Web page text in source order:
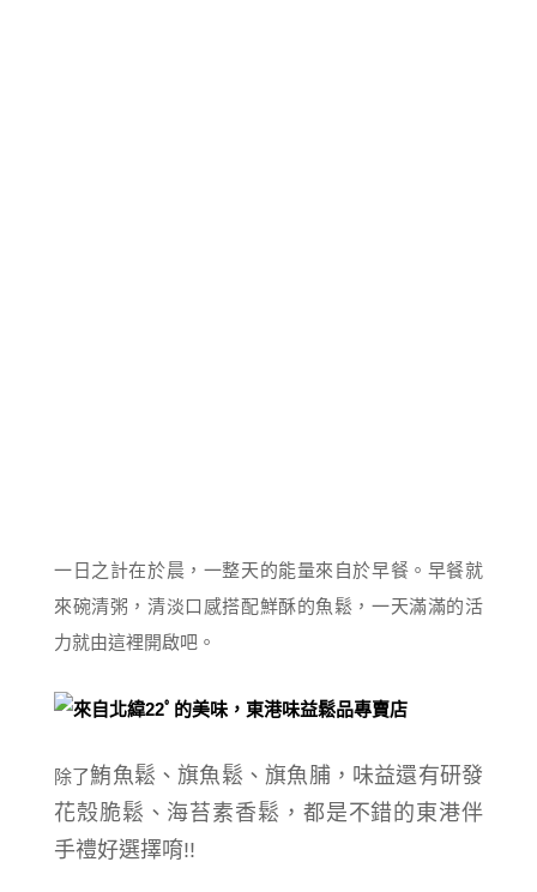
一日之計在於晨，一整天的能量來自於早餐。早餐就
來碗清粥，清淡口感搭配鮮酥的魚鬆，一天滿滿的活
力就由這裡開啟吧。
除了鮪魚鬆、旗魚鬆、旗魚脯，味益還有研發
花殼脆鬆、海苔素香鬆，都是不錯的東港伴
手禮好選擇唷!!